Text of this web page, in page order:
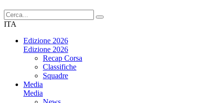
ITA
Edizione 2026
Edizione 2026
Recap Corsa
Classifiche
Squadre
Media
Media